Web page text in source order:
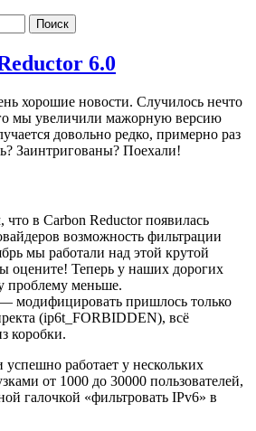
6.0
хорошие новости. Случилось нечто
мы увеличили мажорную версию
довольно редко, примерно раз
Заинтригованы? Поехали!
в Carbon Reductor появилась
возможность фильтрации
мы работали над этой крутой
оцените! Теперь у наших дорогих
проблему меньше.
модифицировать пришлось только
(ip6t_FORBIDDEN), всё
коробки.
работает у нескольких
от 1000 до 30000 пользователей,
галочкой «фильтровать IPv6» в